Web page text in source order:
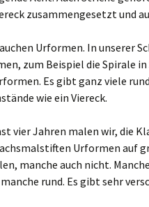
zusammengesetzt und
Urformen. In unserer
zum Beispiel die Spirale
Es gibt ganz viele
wie ein Viereck.
vier Jahren malen wir, die
Urformen auf
manche auch nicht.
rund. Es gibt sehr